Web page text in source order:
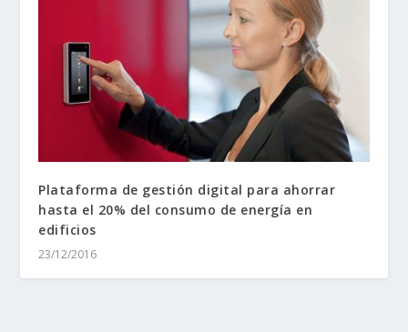
Plataforma de gestión digital para ahorrar
hasta el 20% del consumo de energía en
edificios
23/12/2016